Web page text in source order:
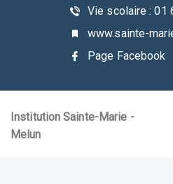
Vie scolaire : 01
www.sainte-
Page Facebook
Institution Sainte-Marie -
Melun